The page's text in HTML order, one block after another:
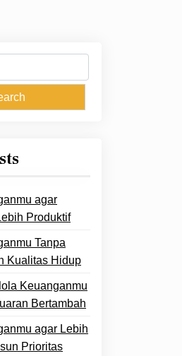
agar
Produktif
Tanpa
Kualitas Hidup
Keuanganmu
Bertambah
agar Lebih
Prioritas